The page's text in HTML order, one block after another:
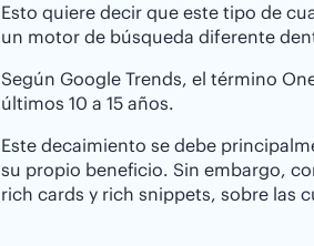
Esto quiere decir que este tipo de
un motor de búsqueda diferente
Según Google Trends, el término
últimos 10 a 15 años.
Este decaimiento se debe
su propio beneficio. Sin embargo,
rich cards y rich snippets, sobre las